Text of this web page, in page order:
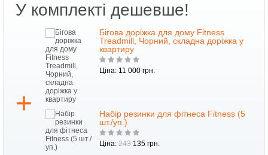
У комплекті дешевше!
Бігова доріжка для дому Fitness
Treadmill, Чорний, складна доріжка у
квартиру
Ціна: 11 000 грн.
Набір резинки для фітнеса Fitness (5
шт./уп.)
Ціна: 243 135 грн.